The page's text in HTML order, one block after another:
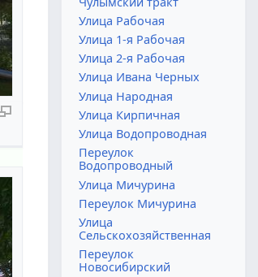
Улица Рабочая
Улица 1-я Рабочая
Улица 2-я Рабочая
Улица Ивана Черных
Улица Народная
Улица Кирпичная
Улица Водопроводная
Переулок
Водопроводный
Улица Мичурина
Переулок Мичурина
Улица
Сельскохозяйственная
Переулок
Новосибирский